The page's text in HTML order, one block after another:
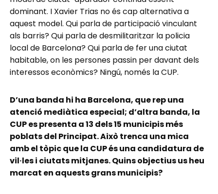
dominant. I Xavier Trias no és cap alternativa a
aquest model. Qui parla de participació vinculant
als barris? Qui parla de desmilitaritzar la policia
local de Barcelona? Qui parla de fer una ciutat
habitable, on les persones passin per davant dels
interessos econòmics? Ningú, només la CUP.
D’una banda hi ha Barcelona, que rep una
atenció mediàtica especial; d’altra banda, la
CUP es presenta a 13 dels 15 municipis més
poblats del Principat. Això trenca una mica
amb el tòpic que la CUP és una candidatura de
vil·les i ciutats mitjanes. Quins objectius us heu
marcat en aquests grans municipis?